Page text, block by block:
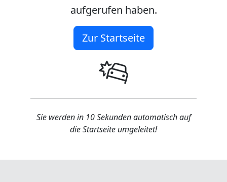
aufgerufen haben.
Zur Startseite
Sie werden in 10 Sekunden automatisch auf
die Startseite umgeleitet!